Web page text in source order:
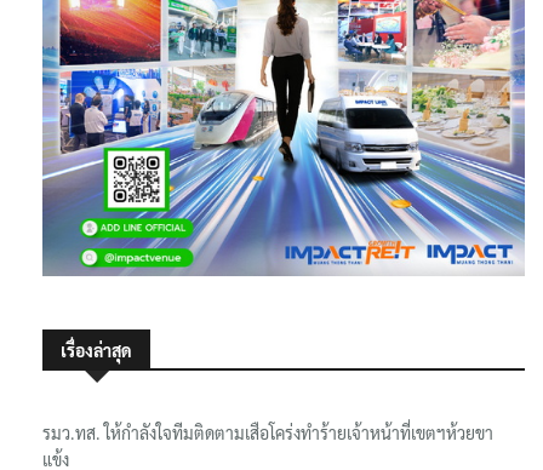
เรื่องล่าสุด
รมว.ทส. ให้กำลังใจทีมติดตามเสือโคร่งทำร้ายเจ้าหน้าที่เขตฯห้วยขา
แข้ง